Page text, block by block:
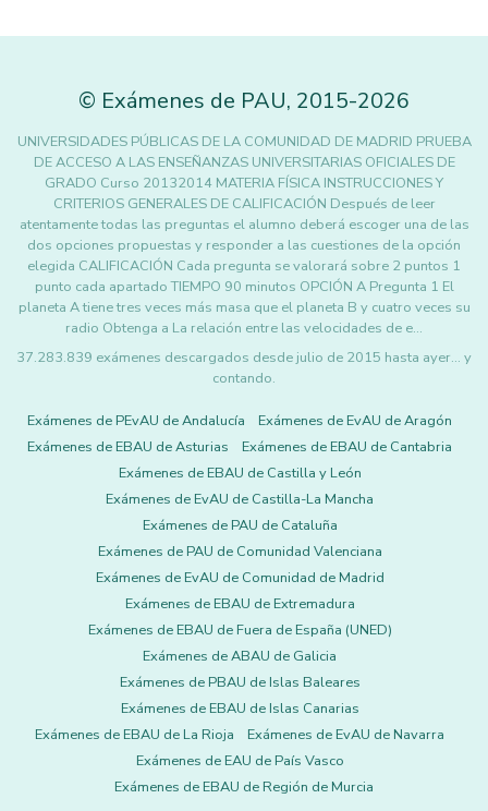
© Exámenes de PAU, 2015-2026
UNIVERSIDADES PÚBLICAS DE LA COMUNIDAD DE MADRID PRUEBA
DE ACCESO A LAS ENSEÑANZAS UNIVERSITARIAS OFICIALES DE
GRADO Curso 20132014 MATERIA FÍSICA INSTRUCCIONES Y
CRITERIOS GENERALES DE CALIFICACIÓN Después de leer
atentamente todas las preguntas el alumno deberá escoger una de las
dos opciones propuestas y responder a las cuestiones de la opción
elegida CALIFICACIÓN Cada pregunta se valorará sobre 2 puntos 1
punto cada apartado TIEMPO 90 minutos OPCIÓN A Pregunta 1 El
planeta A tiene tres veces más masa que el planeta B y cuatro veces su
radio Obtenga a La relación entre las velocidades de e…
37.283.839 exámenes descargados desde julio de 2015 hasta ayer... y
contando.
Exámenes de PEvAU de Andalucía
Exámenes de EvAU de Aragón
Exámenes de EBAU de Asturias
Exámenes de EBAU de Cantabria
Exámenes de EBAU de Castilla y León
Exámenes de EvAU de Castilla-La Mancha
Exámenes de PAU de Cataluña
Exámenes de PAU de Comunidad Valenciana
Exámenes de EvAU de Comunidad de Madrid
Exámenes de EBAU de Extremadura
Exámenes de EBAU de Fuera de España (UNED)
Exámenes de ABAU de Galicia
Exámenes de PBAU de Islas Baleares
Exámenes de EBAU de Islas Canarias
Exámenes de EBAU de La Rioja
Exámenes de EvAU de Navarra
Exámenes de EAU de País Vasco
Exámenes de EBAU de Región de Murcia